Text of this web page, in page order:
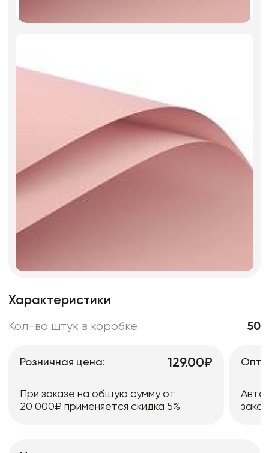
Характеристики
Кол-во штук в коробке 50
Розничная цена: 129.00₽
При заказе на общую сумму от
20 000₽ применяется скидка 5%